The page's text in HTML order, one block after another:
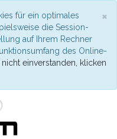
×
für ein optimales
die Session-
auf Ihrem Rechner
des Online-
einverstanden, klicken